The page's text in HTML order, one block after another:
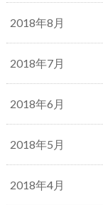
2018年8月
2018年7月
2018年6月
2018年5月
2018年4月